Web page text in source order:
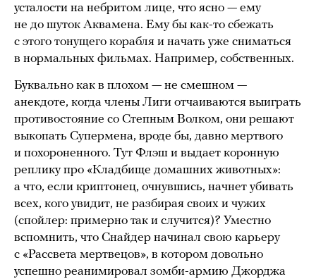
усталости на небритом лице, что ясно — ему
не до шуток Аквамена. Ему бы как-то сбежать
с этого тонущего корабля и начать уже сниматься
в нормальных фильмах. Например, собственных.
Буквально как в плохом — не смешном —
анекдоте, когда члены Лиги отчаиваются выиграть
противостояние со Степным Волком, они решают
выкопать Супермена, вроде бы, давно мертвого
и похороненного. Тут Флэш и выдает коронную
реплику про «Кладбище домашних животных»:
а что, если криптонец, очнувшись, начнет убивать
всех, кого увидит, не разбирая своих и чужих
(спойлер: примерно так и случится)? Уместно
вспомнить, что Снайдер начинал свою карьеру
с «Рассвета мертвецов», в котором довольно
успешно реанимировал зомби-армию Джорджа